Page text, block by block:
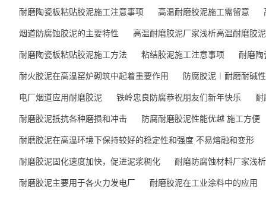
耐磨陶瓷板粘贴胶泥施工注意事项 高温耐磨胶泥施工需留意
烟道防腐蚀胶泥的主要特性
高温耐磨胶泥厂家浅析高温耐磨胶
耐磨陶瓷板粘贴胶泥施工方法
粘结胶泥施工注意事项
耐磨
耐火胶泥在高温窑炉砌筑中起着重要作用
防腐胶泥︱耐磨耐碱
电厂烟道应用耐磨胶泥
铁岭忠良防腐恭祝朋友们新年快乐
耐
耐磨胶泥抵抗各种磨损和冲击
防腐耐磨胶泥性能优越 施工方便
耐磨胶泥在高温环境下保持较好的稳定性和强度 不易熔融和变形
耐磨胶泥固化速度加快，促进泥浆稠化
耐磨防腐蚀材料厂家浅
耐磨胶泥主要用于各火力发电厂
耐磨胶泥在工业涂料中的应用